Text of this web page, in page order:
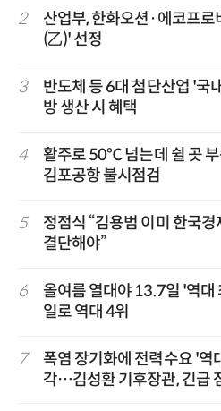
2
산업부, 한화오션·에코프
(乙)' 선정
3
반도체 등 6대 첨단산업 '
방 생산 시 혜택
4
활주로 50℃ 넘는데 쉴 곳
김포공항 불시점검
5
정점식 “김용범 이미 한국
결단해야”
6
올여름 열대야 13.7일 '역
일로 역대 4위
7
폭염 장기화에 전력수요 '역
각…김성환 기후장관, 긴급